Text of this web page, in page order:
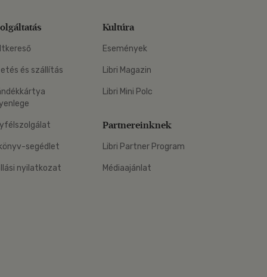
és szállítás
segédlet
nyilatkozat
Kultúra
Események
Libri Magazin
Libri Mini Polc
Partnereinknek
Libri Partner Program
Médiaajánlat